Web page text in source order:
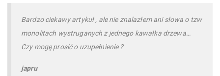
Bardzo ciekawy artykuł , ale nie znalazłem ani słowa o tzw
monolitach wystruganych z jednego kawałka drzewa…
Czy mogę prosić o uzupełnienie ?
japru